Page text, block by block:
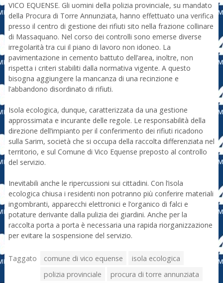
VICO EQUENSE. Gli uomini della polizia provinciale, su mandato
della Procura di Torre Annunziata, hanno effettuato una verifica
presso il centro di gestione dei rifiuti sito nella frazione collinare
di Massaquano. Nel corso dei controlli sono emerse diverse
irregolarità tra cui il piano di lavoro non idoneo. La
pavimentazione in cemento battuto dell’area, inoltre, non
rispetta i criteri stabiliti dalla normativa vigente. A questo
bisogna aggiungere la mancanza di una recinzione e
l’abbandono disordinato di rifiuti.
Isola ecologica, dunque, caratterizzata da una gestione
approssimata e incurante delle regole. Le responsabilità della
direzione dell’impianto per il conferimento dei rifiuti ricadono
sulla Sarim, società che si occupa della raccolta differenziata nel
territorio, e sul Comune di Vico Equense preposto al controllo
del servizio.
Inevitabili anche le ripercussioni sui cittadini. Con l’isola
ecologica chiusa i residenti non potranno più conferire materiali
ingombranti, apparecchi elettronici e l’organico di falci e
potature derivante dalla pulizia dei giardini. Anche per la
raccolta porta a porta è necessaria una rapida riorganizzazione
per evitare la sospensione del servizio.
Taggato comune di vico equense
isola ecologica
polizia provinciale
procura di torre annunziata